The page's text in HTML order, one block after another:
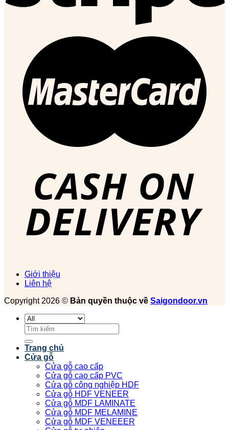
Giới thiệu
Liên hệ
Copyright 2026 © Bản quyền thuộc về Saigondoor.vn
Tìm
kiếm:
Trang chủ
Cửa gỗ
Cửa gỗ cao cấp
Cửa gỗ cao cấp PVC
Cửa gỗ công nghiệp HDF
Cửa gỗ HDF VENEER
Cửa gỗ MDF LAMINATE
Cửa gỗ MDF MELAMINE
Cửa gỗ MDF VENEEER